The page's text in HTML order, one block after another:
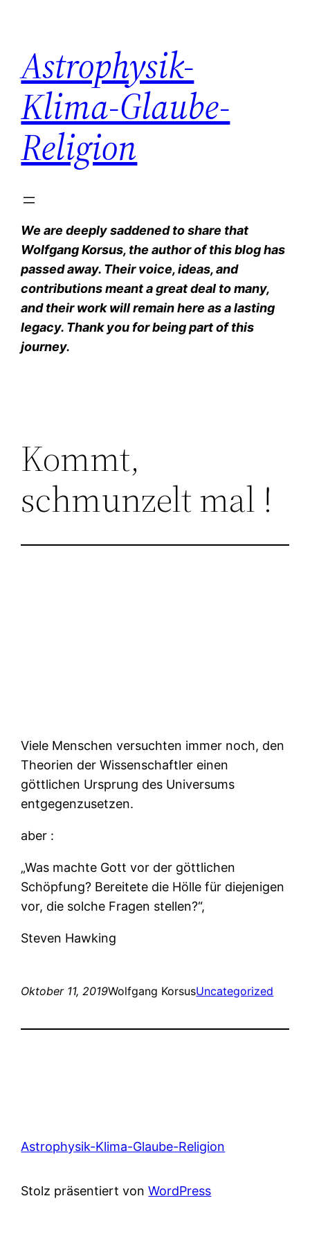
springen
Astrophysik-
Klima-Glaube-
Religion
We are deeply saddened to share that
Wolfgang Korsus, the author of this blog has
passed away. Their voice, ideas, and
contributions meant a great deal to many,
and their work will remain here as a lasting
legacy. Thank you for being part of this
journey.
Kommt,
schmunzelt mal !
Viele Menschen versuchten immer noch, den
Theorien der Wissenschaftler einen
göttlichen Ursprung des Universums
entgegenzusetzen.
aber :
„Was machte Gott vor der göttlichen
Schöpfung? Bereitete die Hölle für diejenigen
vor, die solche Fragen stellen?“,
Steven Hawking
Oktober 11, 2019Wolfgang KorsusUncategorized
Astrophysik-Klima-Glaube-Religion
Stolz präsentiert vonWordPress